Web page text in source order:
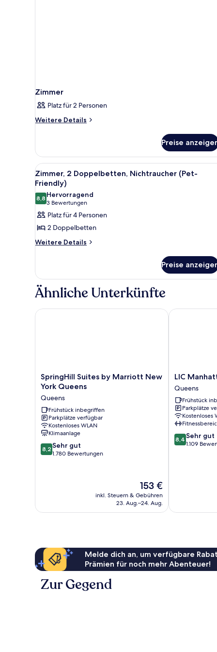
Zimmer
Platz für 2 Personen
Weitere Details
Weitere
Preise
Alle
Fotos
für
Zimmer,
2 Doppelbetten,
Nichtraucher
Friendly)
Ein Hotelzimmer mit zwei
6
Zimmer, 2 Doppelbetten, Nichtraucher (Pet-
Friendly)
8,88,8 von 10
Hervorragend
3 Bewertungen
(3
Bewertungen)
Platz für 4 Personen
2 Doppelbetten
Weitere Details
Weitere
2 Doppelbetten,
Nichtraucher
(Pet-
Preise
Ähnliche Unterkünfte
SpringHill
Suites
Marriott
New
York
Queens
Queens
SpringHill Suites by Marriott New
York Queens
Queens
Frühstück inbegriffen
Parkplätze verfügbar
Kostenloses WLAN
Klimaanlage
8.2
von
8,2 Sehr gut
1.780 Bewertungen
Der
Preis
beträgt
153 €
inkl. Steuern & Gebühren
23. Aug.–24. Aug.
SpringHill Suites by Marriott New York Queens
LIC
Manhattan
View
Hotel
Queens
LIC
Queens
Frühstück
Parkplätze
Kostenloses
8.4
von
8,4 Sehr gut
1.109
LIC
Melde dich an, um verfügbare
Prämien für noch mehr Abenteuer!
Zur Gegend